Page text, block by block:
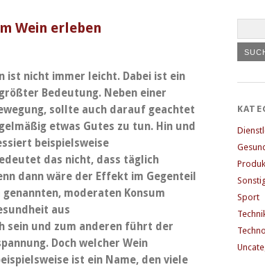
Wein erleben
ist nicht immer leicht. Dabei ist ein
Bedeutung. Neben einer
sollte auch darauf geachtet
etwas Gutes zu tun. Hin und
beispielsweise
das nicht, dass täglich
dann wäre der Effekt im Gegenteil
moderaten Konsum
aus
sein und zum anderen führt der
Doch welcher Wein
ist ein Name, den viele
Sport